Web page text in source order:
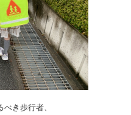
き歩行者、